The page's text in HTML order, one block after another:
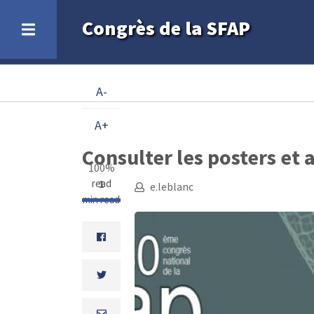
principal
Congrès de la SFAP
Fil
d'Ariane
Consulter les posters et
1
min read
A-
A+
100%
read e.leblanc